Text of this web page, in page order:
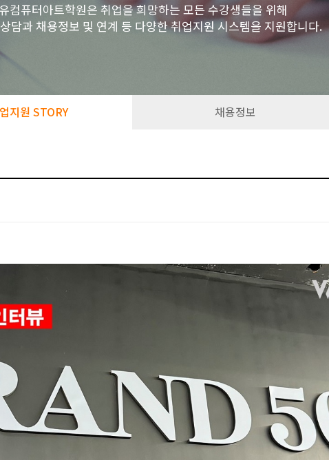
컴퓨터아트학원은 취업을 희망하는 모든 수강생들을 위해
담과 채용정보 및 연계 등 다양한 취업지원 시스템을 지원합니다.
지원 STORY 채용정보